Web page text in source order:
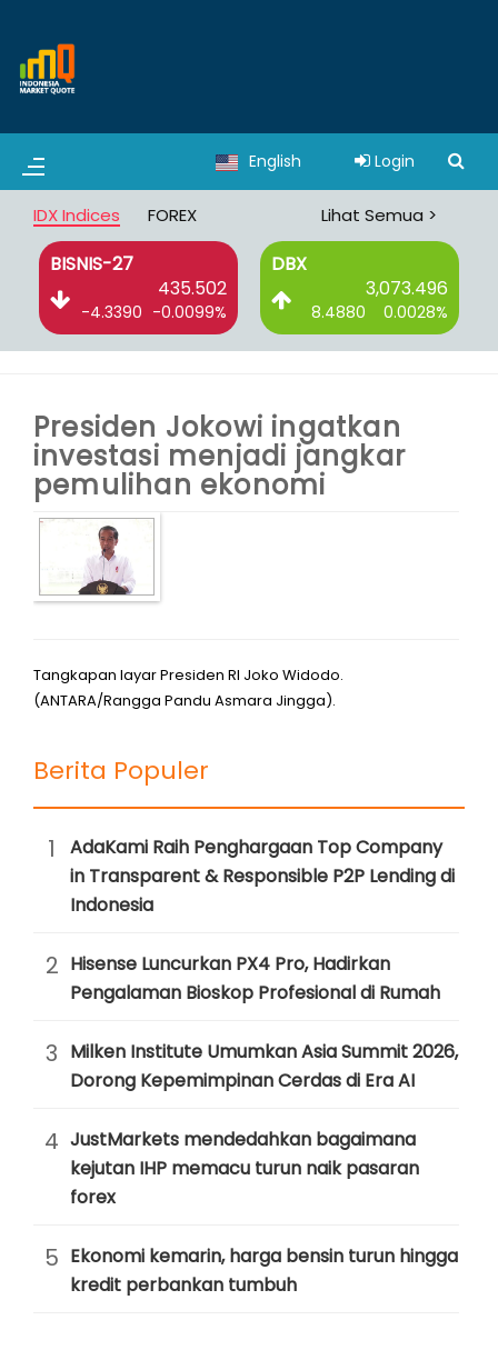
English Login
IDX Indices FOREX Lihat Semua >
BISNIS-27
435.502
-4.3390 -0.0099%
DBX
3,073.496
8.4880 0.0028%
Presiden Jokowi ingatkan
investasi menjadi jangkar
pemulihan ekonomi
Tangkapan layar Presiden RI Joko Widodo.
(ANTARA/Rangga Pandu Asmara Jingga).
Berita Populer
1
AdaKami Raih Penghargaan Top Company
in Transparent & Responsible P2P Lending di
Indonesia
2 Hisense Luncurkan PX4 Pro, Hadirkan
Pengalaman Bioskop Profesional di Rumah
3 Milken Institute Umumkan Asia Summit 2026,
Dorong Kepemimpinan Cerdas di Era AI
4 JustMarkets mendedahkan bagaimana
kejutan IHP memacu turun naik pasaran
forex
5 Ekonomi kemarin, harga bensin turun hingga
kredit perbankan tumbuh